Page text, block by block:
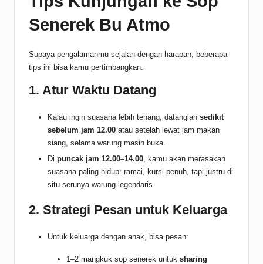
Senerek Bu Atmo
Supaya pengalamanmu sejalan dengan harapan, beberapa
tips ini bisa kamu pertimbangkan:
1. Atur Waktu Datang
Kalau ingin suasana lebih tenang, datanglah sedikit
sebelum jam 12.00 atau setelah lewat jam makan
siang, selama warung masih buka.
Di puncak jam 12.00–14.00 , kamu akan merasakan
suasana paling hidup: ramai, kursi penuh, tapi justru di
situ serunya warung legendaris.
2. Strategi Pesan untuk Keluarga
Untuk keluarga dengan anak, bisa pesan:
1–2 mangkuk sop senerek untuk sharing